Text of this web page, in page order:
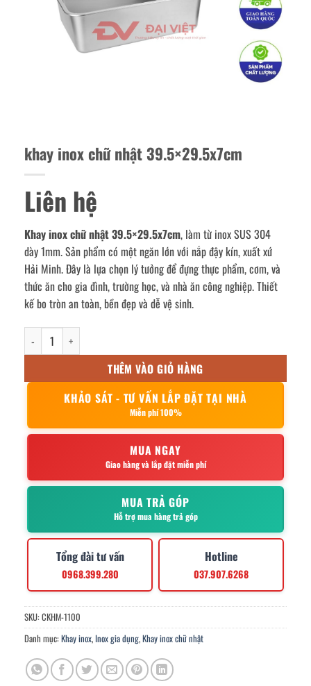
khay inox chữ nhật 39.5×29.5x7cm
Liên hệ
Khay inox chữ nhật 39.5×29.5x7cm, làm từ inox SUS 304
dày 1mm. Sản phẩm có một ngăn lớn với nắp đậy kín, xuất xứ
Hải Minh. Đây là lựa chọn lý tưởng để đựng thực phẩm, cơm, và
thức ăn cho gia đình, trường học, và nhà ăn công nghiệp. Thiết
kế bo tròn an toàn, bền đẹp và dễ vệ sinh.
khay inox chữ nhật 39.5x29.5x7cm số lượng
THÊM VÀO GIỎ HÀNG
KHẢO SÁT - TƯ VẤN LẮP ĐẶT TẠI NHÀ
Miễn phí 100%
MUA NGAY
Giao hàng và lắp đặt miễn phí
MUA TRẢ GÓP
Hỗ trợ mua hàng trả góp
Tổng đài tư vấn
0968.399.280
Hotline
037.907.6268
SKU: CKHM-1100
Danh mục: Khay inox, Inox gia dụng,Khay inox chữ nhật